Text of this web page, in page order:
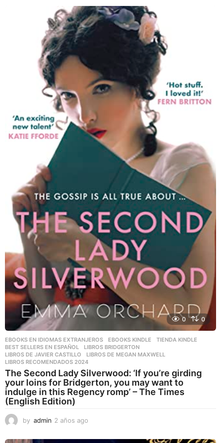
0 0
EBOOKS EN IDIOMAS EXTRANJEROS ,EBOOKS KINDLE ,TIENDA KINDLE
BEST SELLERS EN ESPAÑOL
,LIBROS BRIDGERTON
LIBROS DE JAVIER CASTILLO
,LIBROS DE MEGAN MAXWELL
LIBROS RECOMENDADOS 2024
The Second Lady Silverwood: ‘If you’re girding
your loins for Bridgerton, you may want to
indulge in this Regency romp’ – The Times
(English Edition)
by admin 2 años ago
ñ